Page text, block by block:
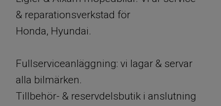
& reparationsverkstad för
Honda, Hyundai.
​​​​​​​Fullserviceanläggning: vi lagar & servar
alla bilmärken.
​​​​​​​Tillbehör- & reservdelsbutik i anslutning